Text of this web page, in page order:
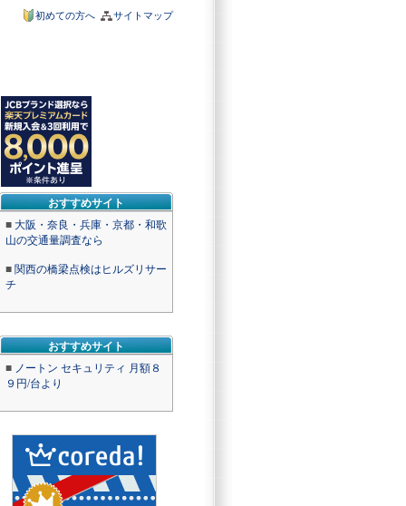
サイトマップ
初めての方へ
おすすめサイト
■ 大阪・奈良・兵庫・京都・和歌
山の交通量調査なら
■ 関西の橋梁点検はヒルズリサー
チ
おすすめサイト
■ ノートン セキュリティ 月額８
９円/台より